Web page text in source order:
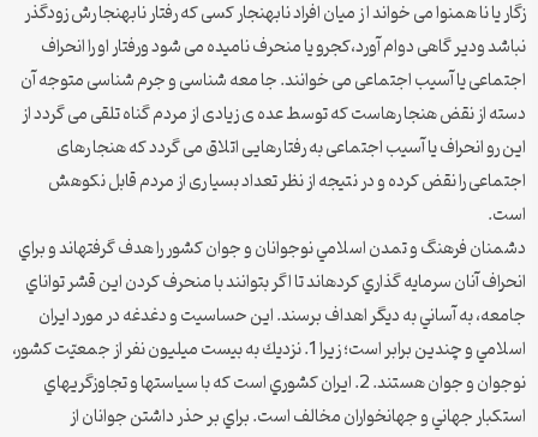
زگار یا نا همنوا می خواند ا ز میان افراد نابهنجار کسی که رفتار نابهنجا رش زودگذر
نباشد ودیر گاهی دوام آورد،کجرو یا منحرف نامیده می شود ورفتار او را انحراف
اجتماعی یا آسیب اجتماعی می خوانند. جا معه شناسی و جرم شناسی متوجه آن
دسته از نقض هنجا رهاست که توسط عده ی زیادی از مردم گناه تلقی می گردد از
این رو انحراف یا آسیب اجتماعی به رفتا رهایی اتلاق می گردد که هنجا رهای
اجتماعی را نقض کرده و در نتیجه از نظر تعداد بسیا ری از مردم قابل نکوهش
است.
دشمنان فرهنگ و تمدن اسلامي نوجوانان و جوان كشور را هدف گرفته‏اند و براي
انحراف آنان سرمايه گذاري كرده‏اند تا اگر بتوانند با منحرف كردن اين قشر تواناي
جامعه، به آساني به ديگر اهداف برسند. اين حساسيت و دغدغه در مورد ايران
اسلامي و چندين برابر است؛ زيرا 1. نزديك به بيست ميليون نفر از جمعيّت كشور،
نوجوان و جوان هستند. 2. ايران كشوري است كه با سياست‏ها و تجاوزگري‏هاي
استكبار جهاني و جهان‏خواران مخالف است. براي بر حذر داشتن جوانان از